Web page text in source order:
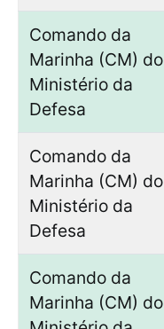
Comando da
Marinha (CM) do
Ministério da
Defesa
Comando da
Marinha (CM) do
Ministério da
Defesa
Comando da
Marinha (CM) do